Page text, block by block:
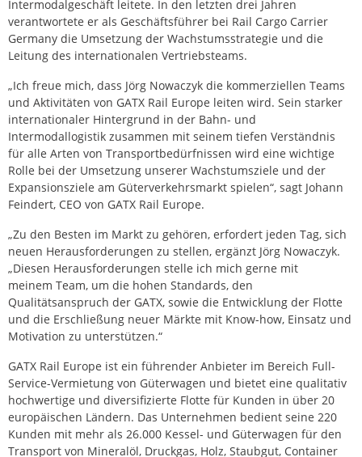
Intermodalgeschäft leitete. In den letzten drei Jahren
verantwortete er als Geschäftsführer bei Rail Cargo Carrier
Germany die Umsetzung der Wachstumsstrategie und die
Leitung des internationalen Vertriebsteams.
„Ich freue mich, dass Jörg Nowaczyk die kommerziellen Teams
und Aktivitäten von GATX Rail Europe leiten wird. Sein starker
internationaler Hintergrund in der Bahn- und
Intermodallogistik zusammen mit seinem tiefen Verständnis
für alle Arten von Transportbedürfnissen wird eine wichtige
Rolle bei der Umsetzung unserer Wachstumsziele und der
Expansionsziele am Güterverkehrsmarkt spielen“, sagt Johann
Feindert, CEO von GATX Rail Europe.
„Zu den Besten im Markt zu gehören, erfordert jeden Tag, sich
neuen Herausforderungen zu stellen, ergänzt Jörg Nowaczyk.
„Diesen Herausforderungen stelle ich mich gerne mit
meinem Team, um die hohen Standards, den
Qualitätsanspruch der GATX, sowie die Entwicklung der Flotte
und die Erschließung neuer Märkte mit Know-how, Einsatz und
Motivation zu unterstützen.“
GATX Rail Europe ist ein führender Anbieter im Bereich Full-
Service-Vermietung von Güterwagen und bietet eine qualitativ
hochwertige und diversifizierte Flotte für Kunden in über 20
europäischen Ländern. Das Unternehmen bedient seine 220
Kunden mit mehr als 26.000 Kessel- und Güterwagen für den
Transport von Mineralöl, Druckgas, Holz, Staubgut, Container